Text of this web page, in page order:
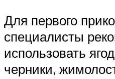
Для первого
специалисты
использовать
черники,